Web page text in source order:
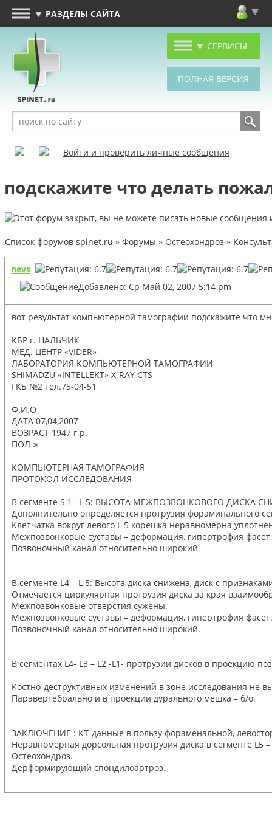
РАЗДЕЛЫ САЙТА
СЕРВИСЫ
Войти и проверить личные сообщения
подскажите что делать
Список форумов spinet.ru » Форумы » Остеохондроз »
nevs
Добавлено: Ср Май 02, 2007 5:14 pm
вот результат компьютерной тамографии подскажите что
КБР г. НАЛЬЧИК
МЕД. ЦЕНТР «VIDER»
ЛАБОРАТОРИЯ КОМПЬЮТЕРНОЙ ТАМОГРАФИИ
SHIMADZU «INTELLEKT» X-RAY CTS
ГКБ №2 тел.75-04-51
Ф.И.О
ДАТА 07,04,2007
ВОЗРАСТ 1947 г.р.
ПОЛ ж
КОМПЬЮТЕРНАЯ ТАМОГРАФИЯ
ПРОТОКОЛ ИССЛЕДОВАНИЯ
В сегменте S 1– L 5: ВЫСОТА МЕЖПОЗВОНКОВОГО ДИСКА
Дополнительно определяется протрузия фораминального
Клетчатка вокруг левого L 5 корешка неравномерна
Межпозвонковые суставы – деформация, гипертрофия
Позвоночный канал относительно широкий
В сегменте L4 – L 5: Высота диска снижена, диск с
Отмечается циркулярная протрузия диска за края
Межпозвонковые отверстия сужены.
Межпозвонковые суставы – деформация, гипертрофия фасет.
Позвоночный канал относительно широкий.
В сегментах L4- L3 – L2 -L1- протрузии дисков в проекцию
Костно-деструктивных изменений в зоне исследования не
Паравертебрально и в проекции дурального мешка – б/о.
ЗАКЛЮЧЕНИЕ : КТ-данные в пользу фораменальной,
Неравномерная дорсольная протрузия диска в сегменте L5 –
Остеохондроз.
Дерформирующий спондилоартроз.